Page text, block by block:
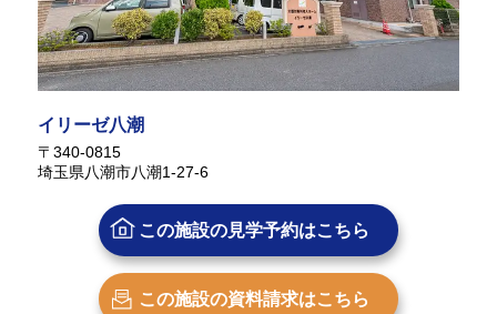
イリーゼ八潮
〒340-0815
埼玉県八潮市八潮1-27-6
この施設の見学予約はこちら
この施設の資料請求はこちら